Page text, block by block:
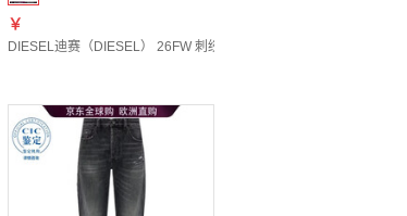
20 | S 运动鞋 男士 图色Y03731P7534 20 | 44
￥
DIESEL迪赛（DIESEL） 26FW 刺绣贴片棒球帽 男士 图色